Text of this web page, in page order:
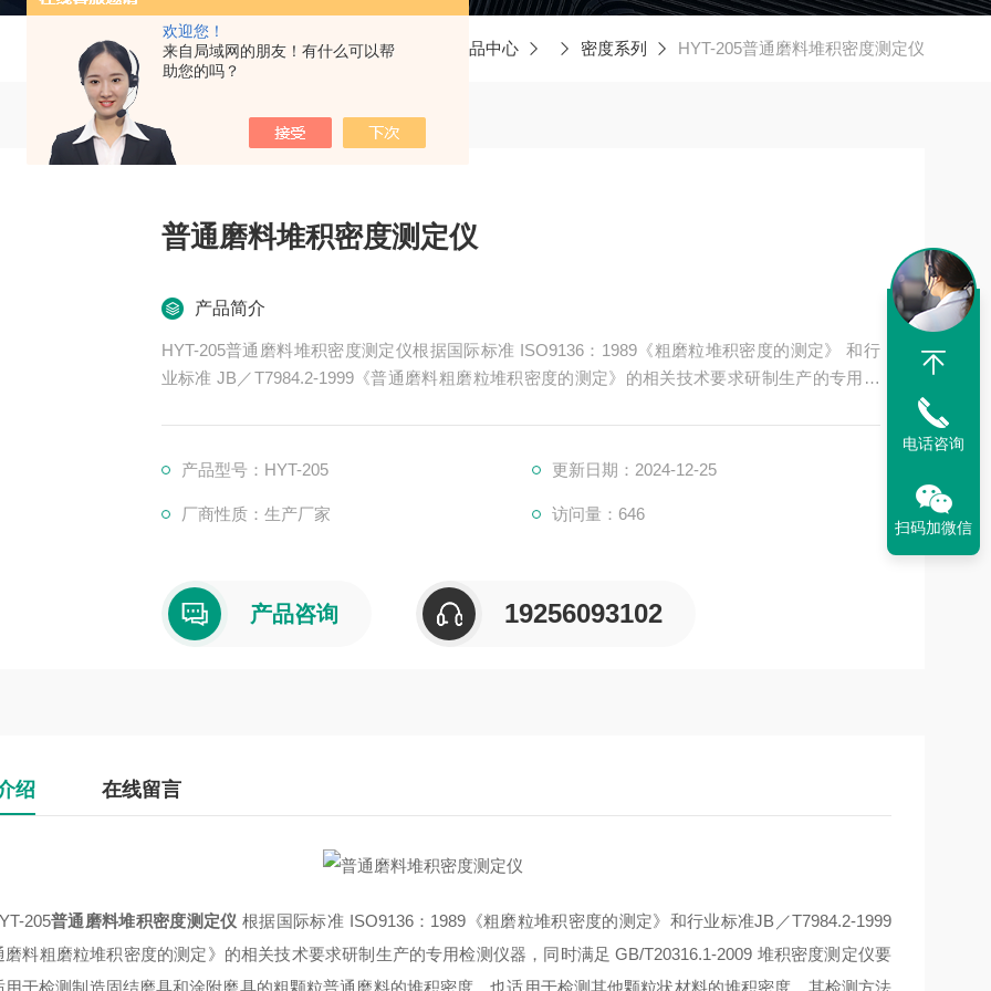
欢迎您！
来自局域网的朋友！有什么可以帮
助您的吗？
当前位置：首页 产品中心 密度系列 HYT-205普通磨料堆积密度测定仪
普通磨料堆积密度测定仪
产品简介
HYT-205普通磨料堆积密度测定仪根据国际标准 ISO9136：1989《粗磨粒堆积密度的测定》 和行
业标准 JB／T7984.2-1999《普通磨料粗磨粒堆积密度的测定》的相关技术要求研制生产的专用检
产品型号：HYT-205
更新日期：2024-12-25
厂商性质：生产厂家 访问量：646
产品咨询 19256093102
绍 在线留言
205普通磨料堆积密度测定仪 根据国际标准 ISO9136： 1989 《粗磨粒堆积密度的测定》和行业标准JB ／T7984.2-1999
磨料粗磨粒堆积密度的测定》的相关技术要求研制生产的专用检测仪器，同时满足GB/T20316.1-2009 堆积密度测定仪要
用于检测制造固结磨具和涂附磨具的粗颗粒普通磨料的堆积密度，也适用于检测其他颗粒状材料的堆积密度。其检测方法
电话咨询
扫码加微信